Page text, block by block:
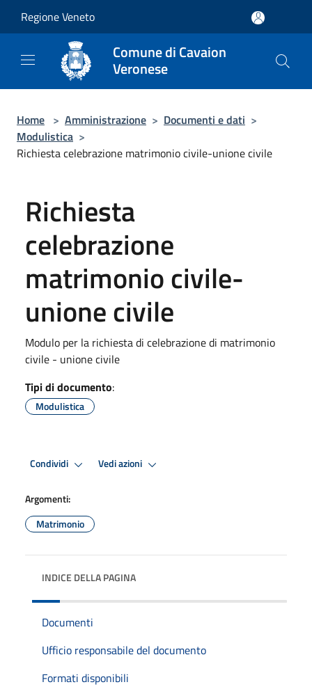
Regione Veneto
Comune di Cavaion
Veronese
Home > Amministrazione > Documenti e dati >
Modulistica >
Richiesta celebrazione matrimonio civile-unione civile
Richiesta
celebrazione
matrimonio civile-
unione civile
Modulo per la richiesta di celebrazione di matrimonio
civile - unione civile
Tipi di documento:
Modulistica
Condividi Vedi azioni
Argomenti:
Matrimonio
INDICE DELLA PAGINA
Documenti
Ufficio responsabile del documento
Formati disponibili